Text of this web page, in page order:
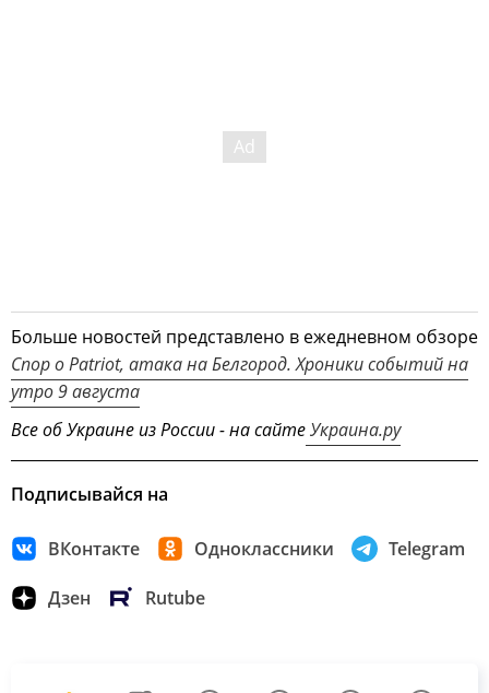
Больше новостей представлено в ежедневном обзоре
Спор о Patriot, атака на Белгород. Хроники событий на
утро 9 августа
Все об Украине из России - на сайтеУкраина.ру
Подписывайся на
ВКонтакте Одноклассники Telegram
Дзен Rutube